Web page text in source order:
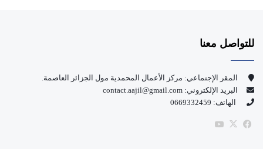
و
ك
للتواصل معنا
المقر الإجتماعي: مركز الأعمال المحمدية مول الجزائر العاصمة.
البريد الإلكتروني: contact.aajil@gmail.com
الهاتف: 0669332459
فيسبوك
‫X